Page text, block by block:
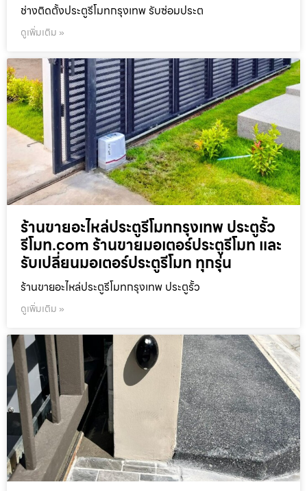
ช่างติดตั้งประตูรีโมทกรุงเทพ รับซ่อมประต
ดูเพิ่มเติม »
ร้านขายอะไหล่ประตูรีโมทกรุงเทพ ประตูรั้ว
รีโมท.com ร้านขายมอเตอร์ประตูรีโมท และ
รับเปลี่ยนมอเตอร์ประตูรีโมท ทุกรุ่น
ร้านขายอะไหล่ประตูรีโมทกรุงเทพ ประตูรั้ว
ดูเพิ่มเติม »